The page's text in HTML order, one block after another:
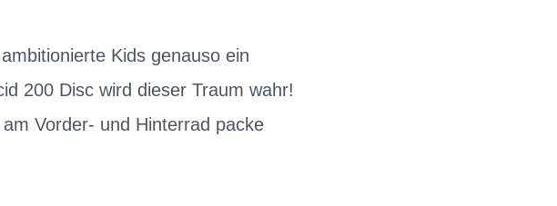
Kids genauso ein
200 Disc wird dieser Traum wahr!
Vorder- und Hinterrad packe